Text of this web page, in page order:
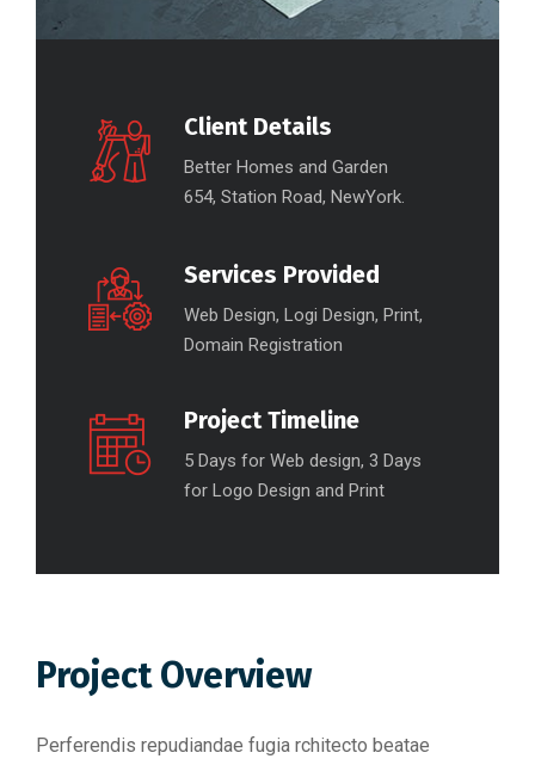
Client Details
Better Homes and Garden
654, Station Road, NewYork.
Services Provided
Web Design, Logi Design, Print,
Domain Registration
Project Timeline
5 Days for Web design, 3 Days
for Logo Design and Print
Project Overview
Perferendis repudiandae fugia rchitecto beatae